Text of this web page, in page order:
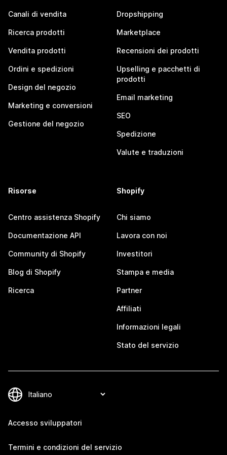
Canali di vendita
Ricerca prodotti
Vendita prodotti
Ordini e spedizioni
Design del negozio
Marketing e conversioni
Gestione del negozio
Dropshipping
Marketplace
Recensioni dei prodotti
Upselling e pacchetti di
prodotti
Email marketing
SEO
Spedizione
Valute e traduzioni
Risorse
Centro assistenza Shopify
Documentazione API
Community di Shopify
Blog di Shopify
Ricerca
Shopify
Chi siamo
Lavora con noi
Investitori
Stampa e media
Partner
Affiliati
Informazioni legali
Stato del servizio
Accesso sviluppatori
Termini e condizioni del servizio